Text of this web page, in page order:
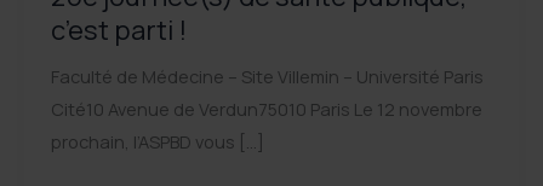
c’est parti !
Faculté de Médecine – Site Villemin – Université Paris
Cité10 Avenue de Verdun75010 Paris Le 12 novembre
prochain, l’ASPBD vous […]